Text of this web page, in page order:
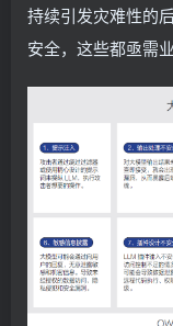
持续引发灾难性的
安全，这些都亟需